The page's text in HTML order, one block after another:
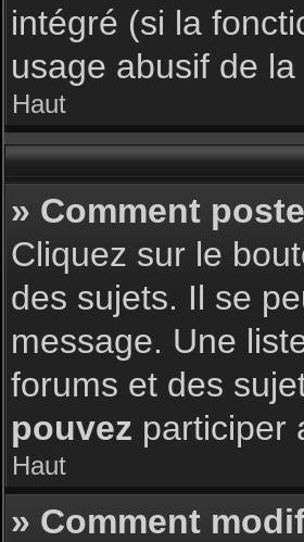
intégré (si la
usage abusif de
Haut
» Comment
Cliquez sur le
des sujets. Il se
message. Une
forums et des
pouvez participer
Haut
» Comment